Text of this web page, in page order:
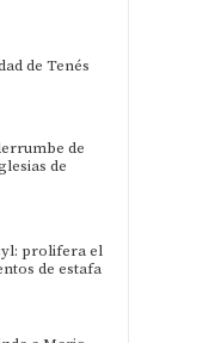
de Tenés
de
de
prolifera el
de estafa